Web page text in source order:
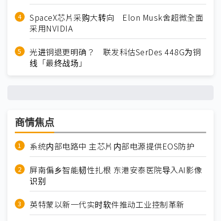
SpaceX芯片采购大转向 Elon Musk舍超微全面
采用NVIDIA
光进铜退更明确？ 联发科估SerDes 448G为铜
线「最终战场」
商情焦点
系统内部电路中 主芯片内部电源提供EOS防护
屏南偏乡智能韧性扎根 东港安泰医院导入AI影像
识别
英特蒙以新一代实时软件推动工业控制革新